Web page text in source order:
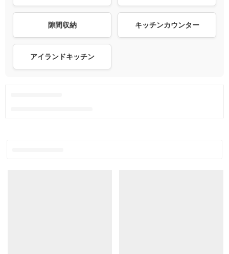
隙間収納 キッチンカウンター
アイランドキッチン